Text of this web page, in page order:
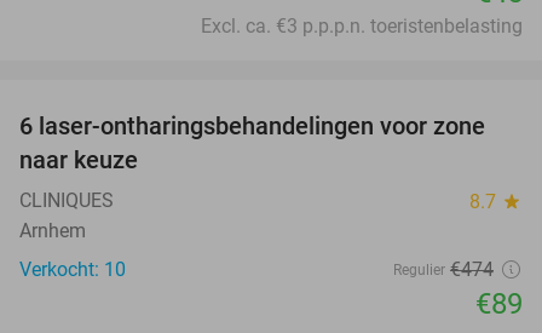
Excl. ca. €3 p.p.p.n. toeristenbelasting
81%
6 laser-ontharingsbehandelingen voor zone
naar keuze
CLINIQUES 8.7 star
Arnhem
Verkocht: 10
Regulier €474
€89